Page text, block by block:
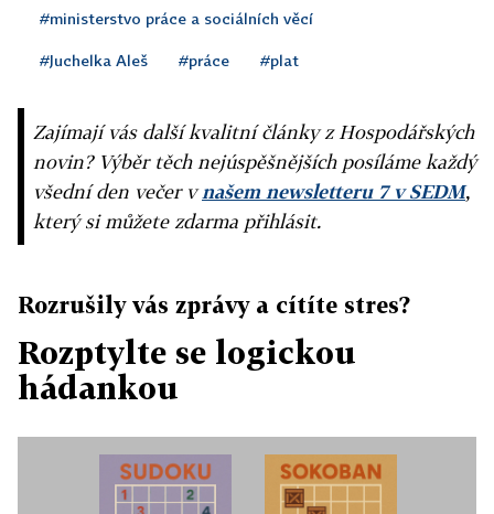
#ministerstvo práce a sociálních věcí
#Juchelka Aleš #práce #plat
Zajímají vás další kvalitní články z Hospodářských
novin? Výběr těch nejúspěšnějších posíláme každý
všední den večer vnašem newsletteru 7 v SEDM,
který si můžete zdarma přihlásit.
Rozrušily vás zprávy a cítíte stres?
Rozptylte se logickou
hádankou